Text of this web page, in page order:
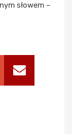
słowem –